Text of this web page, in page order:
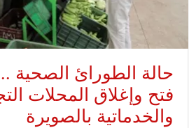
حالة الطورائ الصحية
فتح وإغلاق المحلات
والخدماتية بالصويرة